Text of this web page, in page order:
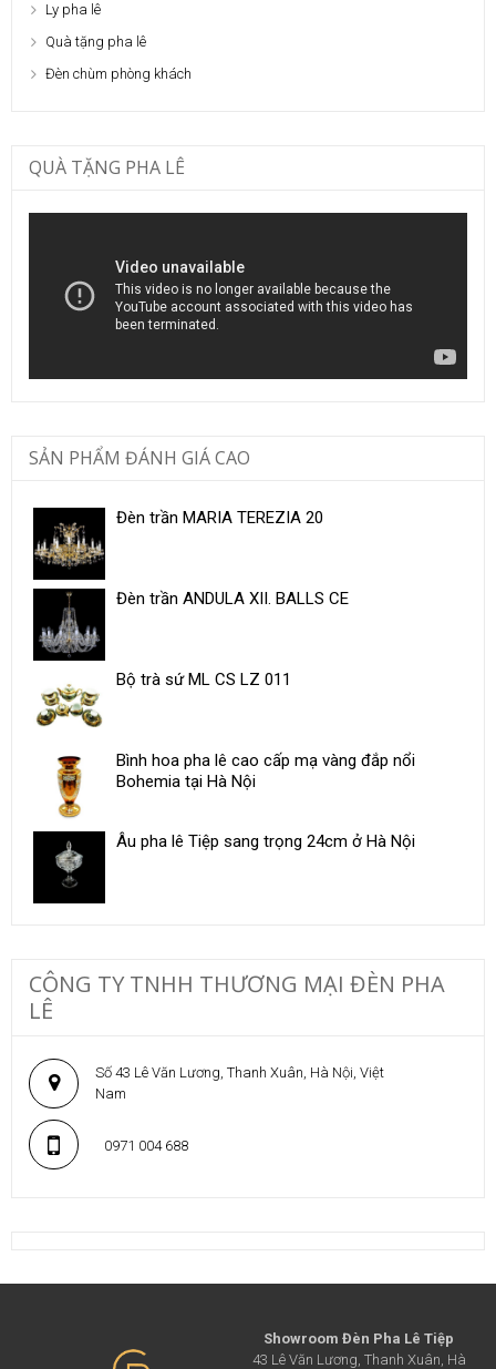
Ly pha lê
Quà tặng pha lê
Đèn chùm phòng khách
QUÀ TẶNG PHA LÊ
SẢN PHẨM ĐÁNH GIÁ CAO
Đèn trần MARIA TEREZIA 20
Đèn trần ANDULA XII. BALLS CE
Bộ trà sứ ML CS LZ 011
Bình hoa pha lê cao cấp mạ vàng đắp nổi
Bohemia tại Hà Nội
Âu pha lê Tiệp sang trọng 24cm ở Hà Nội
CÔNG TY TNHH THƯƠNG MẠI ĐÈN PHA
LÊ
Số 43 Lê Văn Lương, Thanh Xuân, Hà Nội, Việt
Nam
0971 004 688
Showroom Đèn Pha Lê Tiệp
43 Lê Văn Lương, Thanh Xuân, Hà